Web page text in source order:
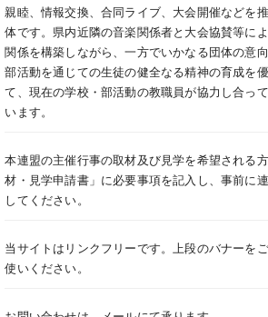
親睦、情報交換、合同ライブ、大会開催などを
体です。県内近隣の音楽関係者と大会協賛等に
関係を構築しながら、一方でいかなる団体の意向
部活動を通じての生徒の健全なる精神の育成を
て、現在の学校・部活動の教職員が協力し合っ
います。
本連盟の主催行事の取材及び見学を希望される
材・見学申請書」に必要事項を記入し、事前に
してください。
当サイトはリンクフリーです。上段のバナーを
使いください。